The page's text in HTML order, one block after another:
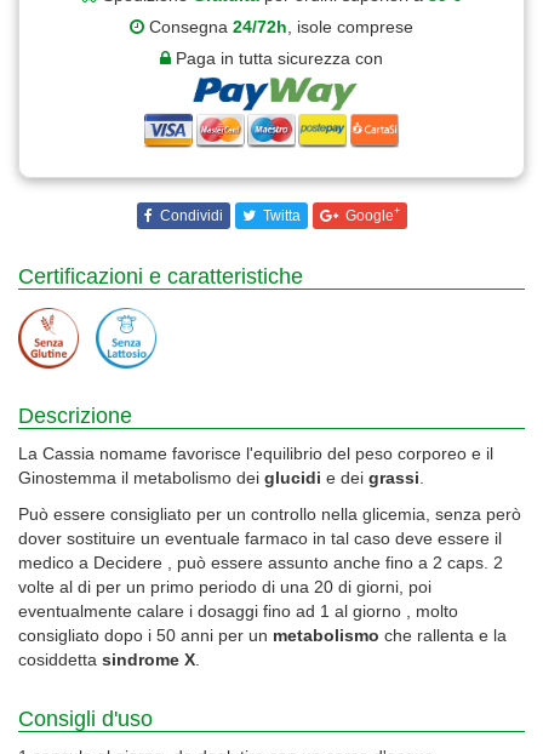
Consegna 24/72h , isole comprese
Paga in tutta sicurezza con
Condividi Twitta Google+
Certificazioni e caratteristiche
Descrizione
La Cassia nomame favorisce l'equilibrio del peso corporeo e il
Ginostemma il metabolismo dei glucidi e dei grassi
Può essere consigliato per un controllo nella glicemia, senza però
dover sostituire un eventuale farmaco in tal caso deve essere il
medico a Decidere , può essere assunto anche fino a 2 caps. 2
volte al di per un primo periodo di una 20 di giorni, poi
eventualmente calare i dosaggi fino ad 1 al giorno , molto
consigliato dopo i 50 anni per un metabolismo che rallenta e la
cosiddetta sindrome X
Consigli d'uso